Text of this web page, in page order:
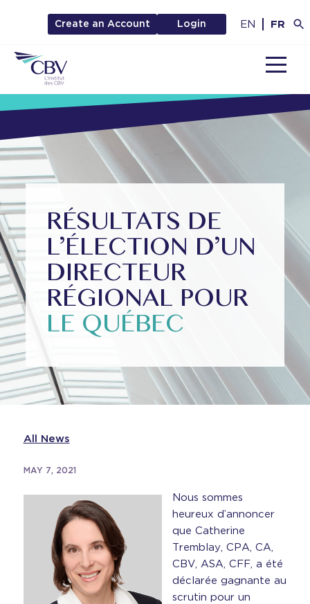
Create an Account Login EN FR
RÉSULTATS DE
L’ÉLECTION D’UN
DIRECTEUR
RÉGIONAL POUR
LE QUÉBEC
All News
MAY 7, 2021
Nous sommes
heureux d’annoncer
que Catherine
Tremblay, CPA, CA,
CBV, ASA, CFF, a été
déclarée gagnante au
scrutin pour un